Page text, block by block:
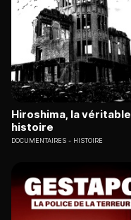
Hiroshima, la véritable
histoire
DOCUMENTAIRES HISTOIRE